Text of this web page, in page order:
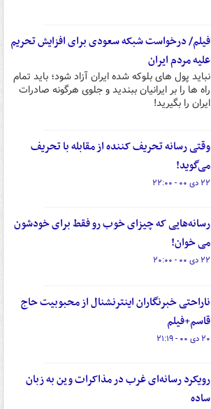
فیلم/ درخواست شبکه سعودی برای افزایش تحریم
علیه مردم ایران
نباید پول های بلوکه شده ایران آزاد شود؛ باید تمام
راه ها را بر ایرانیان ببندید و جلوی هرگونه صادرات
ایران را بگیرید!
وقتی رسانه تحریف کننده از مقابله با تحریف
می‌گوید!
۲۲ دی ۰۰ - ۲۲:۰۰
رسانه‌هایی که چیزای خوب رو فقط برای خودشون
می خوان!
۲۲ دی ۰۰ - ۲۰:۰۰
ناراحتی خبرنگاران اینترنشنال از محبوبیت حاج
قاسم+فیلم
۲۰ دی ۰۰ - ۲۱:۱۹
‏رویکرد رسانه‌ای غرب در ‎مذاکرات وین به زبان
ساده